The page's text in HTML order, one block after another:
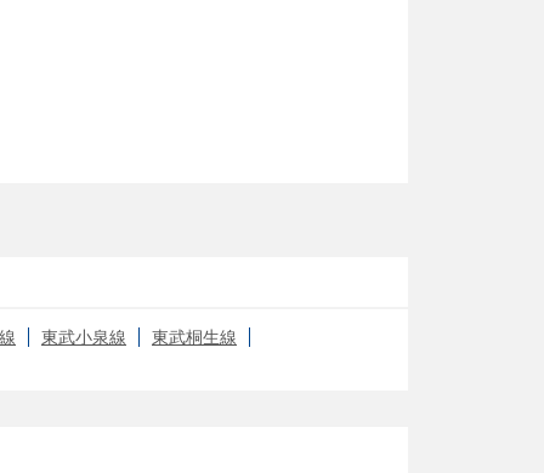
東武小泉線
東武桐生線